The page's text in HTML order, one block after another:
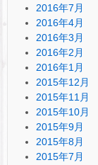
2016年7月
2016年4月
2016年3月
2016年2月
2016年1月
2015年12月
2015年11月
2015年10月
2015年9月
2015年8月
2015年7月